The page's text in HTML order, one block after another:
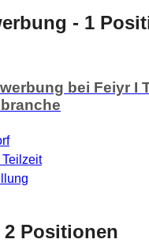
- 1
bei Feiyr I
2 Positionen